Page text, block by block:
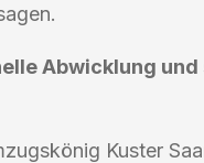
Abwicklung
Kuster